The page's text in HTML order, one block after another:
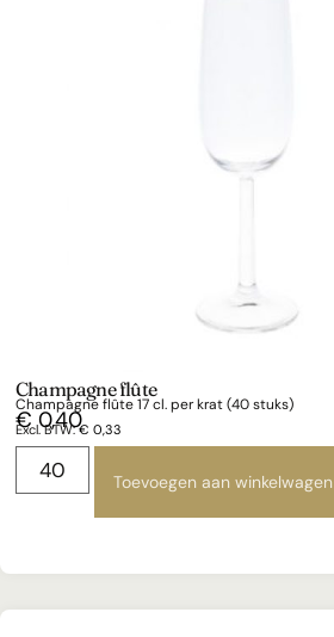
Champagne flûte
Champagne flûte 17 cl. per krat (40 stuks)
€0,40
Excl. BTW:€ 0,33
Toevoegen aan winkelwagen